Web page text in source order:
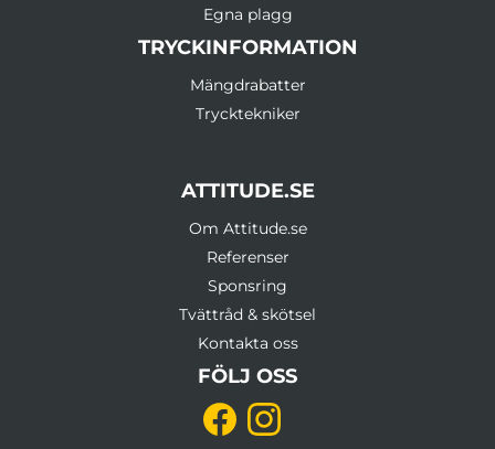
Egna plagg
TRYCKINFORMATION
Mängdrabatter
Trycktekniker
ATTITUDE.SE
Om Attitude.se
Referenser
Sponsring
Tvättråd & skötsel
Kontakta oss
FÖLJ OSS